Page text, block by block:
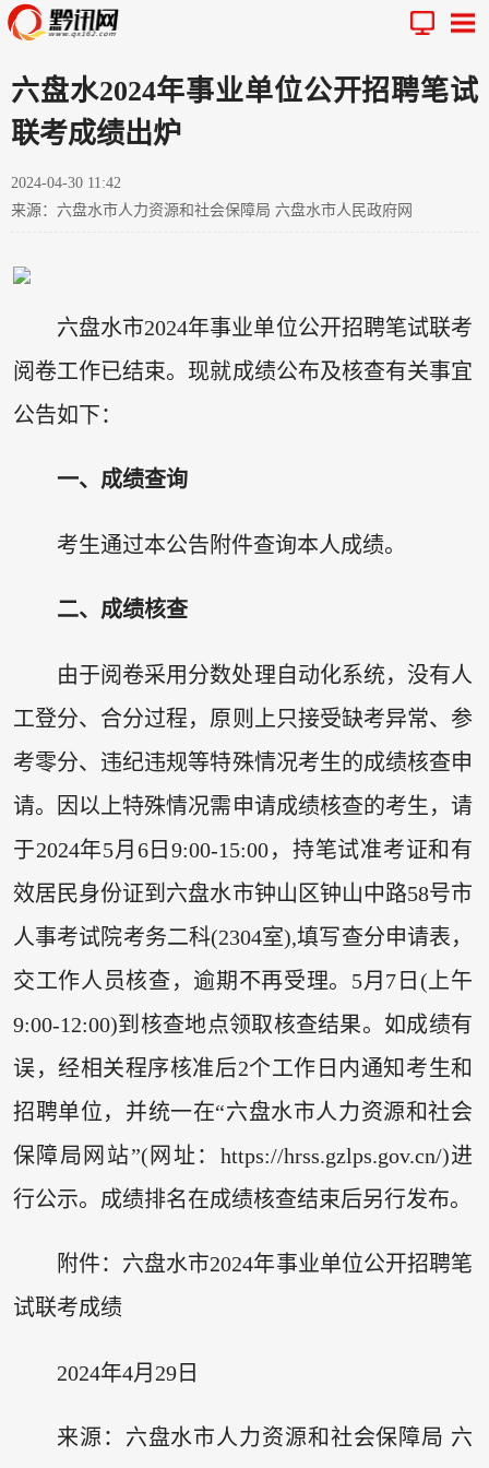
六盘水2024年事业单位公开招聘笔试
联考成绩出炉
2024-04-30 11:42
来源：六盘水市人力资源和社会保障局 六盘水市人民政府网
六盘水市2024年事业单位公开招聘笔试联考
阅卷工作已结束。现就成绩公布及核查有关事宜
公告如下：
一、成绩查询
考生通过本公告附件查询本人成绩。
二、成绩核查
由于阅卷采用分数处理自动化系统，没有人
工登分、合分过程，原则上只接受缺考异常、参
考零分、违纪违规等特殊情况考生的成绩核查申
请。因以上特殊情况需申请成绩核查的考生，请
于2024年5月6日9:00-15:00，持笔试准考证和有
效居民身份证到六盘水市钟山区钟山中路58号市
人事考试院考务二科(2304室),填写查分申请表，
交工作人员核查，逾期不再受理。5月7日(上午
9:00-12:00)到核查地点领取核查结果。如成绩有
误，经相关程序核准后2个工作日内通知考生和
招聘单位，并统一在“六盘水市人力资源和社会
保障局网站”(网址：https://hrss.gzlps.gov.cn/)进
行公示。成绩排名在成绩核查结束后另行发布。
附件：六盘水市2024年事业单位公开招聘笔
试联考成绩
2024年4月29日
来源：六盘水市人力资源和社会保障局 六